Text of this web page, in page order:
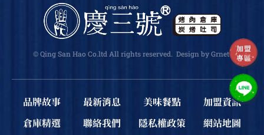
加盟
專區
© Qing San Hao Co.ltd All rights reserved. Design by Grnet.
品牌故事 最新消息 美味餐點
加盟資訊
倉庫精選
聯絡我們 隱私權政策 網站地圖